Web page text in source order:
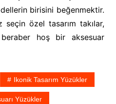
birisini beğenmektir.
seçin özel tasarım takılar,
beraber hoş bir aksesuar
Ikonik Tasarım Yüzükler
Yüzükler